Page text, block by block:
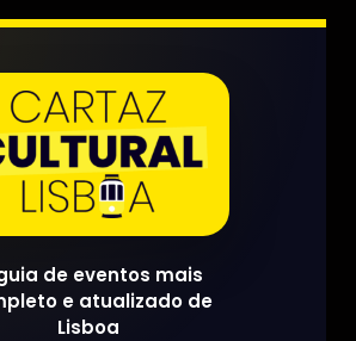
de eventos mais
e atualizado de
Lisboa